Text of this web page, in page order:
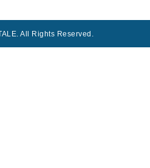
All Rights Reserved.